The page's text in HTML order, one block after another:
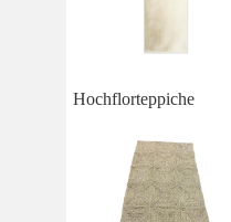
Hochflorteppiche